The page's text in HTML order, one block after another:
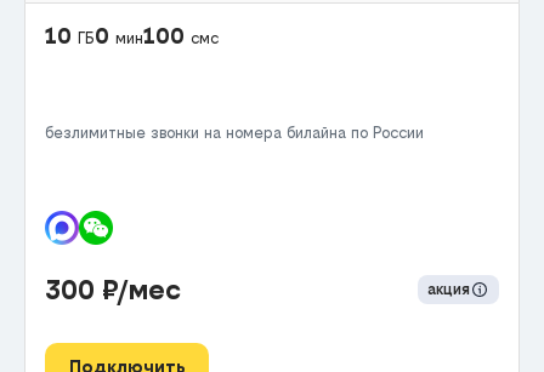
10 ГБ0 мин100 смс
безлимитные звонки на номера билайна по России
300 ₽/мес акция
Подключить